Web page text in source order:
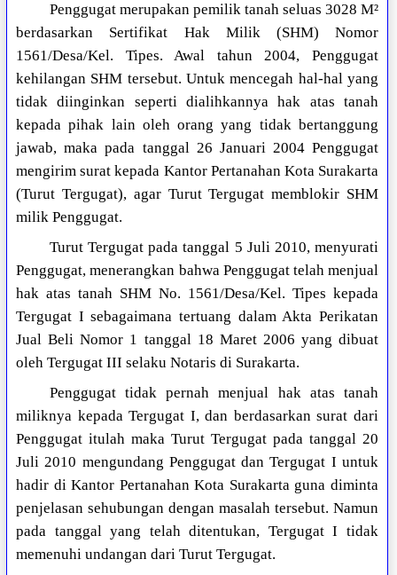
Penggugat merupakan pemilik tanah seluas 3028 M²
berdasarkan Sertifikat Hak Milik (SHM) Nomor
1561/Desa/Kel. Tipes. Awal tahun 2004, Penggugat
kehilangan SHM tersebut. Untuk mencegah hal-hal yang
tidak diinginkan seperti dialihkannya hak atas tanah
kepada pihak lain oleh orang yang tidak bertanggung
jawab, maka pada tanggal 26 Januari 2004 Penggugat
mengirim surat kepada Kantor Pertanahan Kota Surakarta
(Turut Tergugat), agar Turut Tergugat memblokir SHM
milik Penggugat.
Turut Tergugat pada tanggal 5 Juli 2010, menyurati
Penggugat, menerangkan bahwa Penggugat telah menjual
hak atas tanah SHM No. 1561/Desa/Kel. Tipes kepada
Tergugat I sebagaimana tertuang dalam Akta Perikatan
Jual Beli Nomor 1 tanggal 18 Maret 2006 yang dibuat
oleh Tergugat III selaku Notaris di Surakarta.
Penggugat tidak pernah menjual hak atas tanah
miliknya kepada Tergugat I, dan berdasarkan surat dari
Penggugat itulah maka Turut Tergugat pada tanggal 20
Juli 2010 mengundang Penggugat dan Tergugat I untuk
hadir di Kantor Pertanahan Kota Surakarta guna diminta
penjelasan sehubungan dengan masalah tersebut. Namun
pada tanggal yang telah ditentukan, Tergugat I tidak
memenuhi undangan dari Turut Tergugat.